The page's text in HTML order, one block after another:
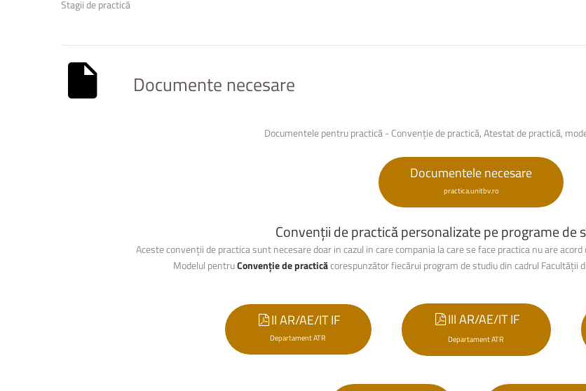
Stagii de practică
Documente necesare
Documentele pentru practică - Convenție de practică, Atestat de practică,
Documentele necesare
practica.unitbv.ro
Convenții de practică personalizate pe programe de
Aceste convenții de practica sunt necesare doar in cazul in care compania la care se face practica nu are
Modelul pentruConvenție de practicăcorespunzătorfiecărui program de studiu din cadrul Facultății
II AR/AE/IT IF
Departament ATR
III AR/AE/IT IF
Departament ATR